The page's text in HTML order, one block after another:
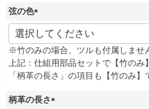
弦の色
(
必
須
)
※竹のみの場合、ツルも付属しませ
上記：仕組用部品セットで【竹の
「柄革の長さ」の項目も【竹のみ】
柄革の長さ